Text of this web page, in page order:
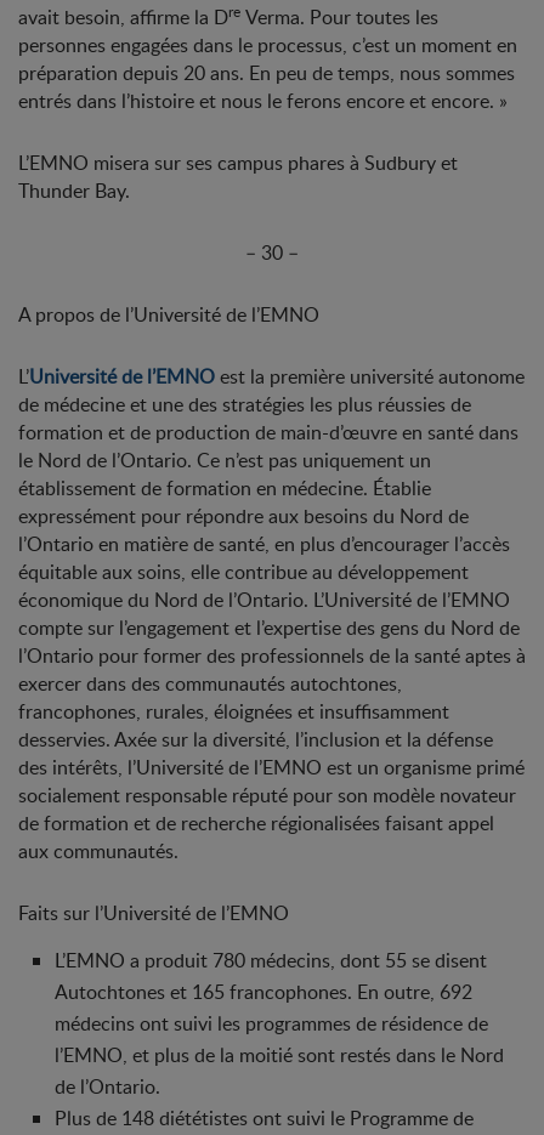
avait besoin, affirme la Dre Verma. Pour toutes les
personnes engagées dans le processus, c’est un moment en
préparation depuis 20 ans. En peu de temps, nous sommes
entrés dans l’histoire et nous le ferons encore et encore. »
L’EMNO misera sur ses campus phares à Sudbury et
Thunder Bay.
– 30 –
A propos de l’Université de l’EMNO
L’Université de l’EMNOest la première université autonome
de médecine et une des stratégies les plus réussies de
formation et de production de main-d’œuvre en santé dans
le Nord de l’Ontario. Ce n’est pas uniquement un
établissement de formation en médecine. Établie
expressément pour répondre aux besoins du Nord de
l’Ontario en matière de santé, en plus d’encourager l’accès
équitable aux soins, elle contribue au développement
économique du Nord de l’Ontario. L’Université de l’EMNO
compte sur l’engagement et l’expertise des gens du Nord de
l’Ontario pour former des professionnels de la santé aptes à
exercer dans des communautés autochtones,
francophones, rurales, éloignées et insuffisamment
desservies. Axée sur la diversité, l’inclusion et la défense
des intérêts, l’Université de l’EMNO est un organisme primé
socialement responsable réputé pour son modèle novateur
de formation et de recherche régionalisées faisant appel
aux communautés.
Faits sur l’Université de l’EMNO
L’EMNO a produit 780 médecins, dont 55 se disent
Autochtones et 165 francophones. En outre, 692
médecins ont suivi les programmes de résidence de
l’EMNO, et plus de la moitié sont restés dans le Nord
de l’Ontario.
Plus de 148 diététistes ont suivi le Programme de